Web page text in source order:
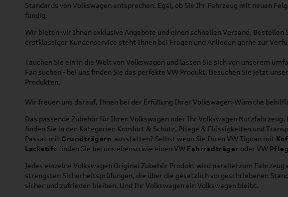
Standards von Volkswagen entsprechen. Egal, ob Sie Ihr Fahrzeug mit neuen
fündig.
Wir bieten wir Ihnen exklusive Angebote und einen schnellen Versand.
erstklassiger Kundenservice steht Ihnen bei Fragen und Anliegen gerne zur
Tauchen Sie ein in die Welt von Volkswagen und lassen Sie sich von unserem
Fan suchen - bei uns finden Sie das perfekte VW Produkt. Besuchen Sie jetzt
Produkten.
Wir freuen uns darauf, Ihnen bei der Erfüllung Ihrer Volkswagen-Wünsche
Das passende Zubehör für Ihren Volkswagen oder Ihr Volkswagen
finden Sie in den Kategorien Komfort & Schutz, Pflege & Flüssigkeiten und
Passat mit Grundträgern ausstatten? Selbst wenn Sie Ihren VW Tiguan mit
Lackstift finden Sie bei uns ebenso wie einen VW Fahrradträger oder VW
Jedes einzelne Volkswagen Original Zubehör Produkt wird parallel zum
strengsten Sicherheitsprüfungen, die über die gesetzlich vorgeschriebenen
sicher und zufrieden bleiben. Und Ihr Volkswagen ein Volkswagen bleibt.